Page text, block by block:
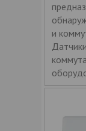
и